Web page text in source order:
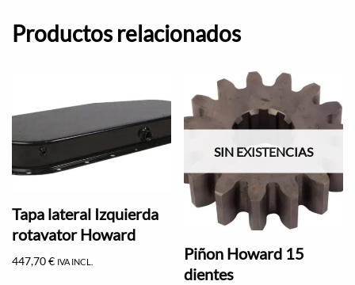
Productos relacionados
Tapa lateral Izquierda
rotavator Howard
447,70€ IVA INCL.
SIN EXISTENCIAS
Piñon Howard 15
dientes